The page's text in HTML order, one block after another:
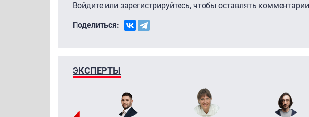
Войдите или зарегистрируйтесь, чтобы оставлять комментарии
Поделиться:
ЭКСПЕРТЫ